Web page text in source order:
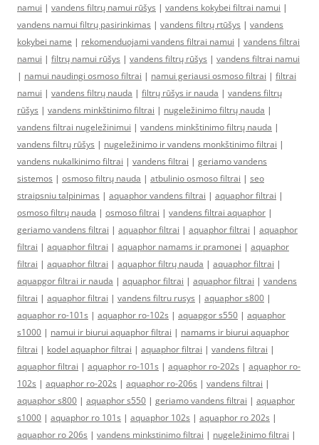
namui | vandens filtrų namui rūšys | vandens kokybei filtrai namui |
vandens namui filtrų pasirinkimas | vandens filtrų rtūšys | vandens
kokybei name | rekomenduojami vandens filtrai namui | vandens filtrai
namui | filtrų namui rūšys | vandens filtrų rūšys | vandens filtrai namui
| namui naudingi osmoso filtrai | namui geriausi osmoso filtrai | filtrai
namui | vandens filtrų nauda | filtrų rūšys ir nauda | vandens filtrų
rūšys | vandens minkštinimo filtrai | nugeležinimo filtrų nauda |
vandens filtrai nugeležinimui | vandens minkštinimo filtrų nauda |
vandens filtrų rūšys | nugeležinimo ir vandens monkštinimo filtrai |
vandens nukalkinimo filtrai | vandens filtrai | geriamo vandens
sistemos | osmoso filtrų nauda | atbulinio osmoso filtrai | seo
straipsniu talpinimas | aquaphor vandens filtrai | aquaphor filtrai |
osmoso filtrų nauda | osmoso filtrai | vandens filtrai aquaphor |
geriamo vandens filtrai | aquaphor filtrai | aquaphor filtrai | aquaphor
filtrai | aquaphor filtrai | aquaphor namams ir pramonei | aquaphor
filtrai | aquaphor filtrai | aquaphor filtrų nauda | aquaphor filtrai |
aquapgor filtrai ir nauda | aquaphor filtrai | aquaphor filtrai | vandens
filtrai | aquaphor filtrai | vandens filtru rusys | aquaphor s800 |
aquaphor ro-101s | aquaphor ro-102s | aquapgor s550 | aquaphor
s1000 | namui ir biurui aquaphor filtrai | namams ir biurui aquaphor
filtrai | kodel aquaphor filtrai | aquaphor filtrai | vandens filtrai |
aquaphor filtrai | aquaphor ro-101s | aquaphor ro-202s | aquaphor ro-
102s | aquaphor ro-202s | aquaphor ro-206s | vandens filtrai |
aquaphor s800 | aquaphor s550 | geriamo vandens filtrai | aquaphor
s1000 | aquaphor ro 101s | aquaphor 102s | aquaphor ro 202s |
aquaphor ro 206s | vandens minkstinimo filtrai | nugeležinimo filtrai |